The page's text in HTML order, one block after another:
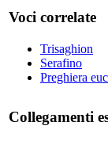
Voci correlate
Trisaghion
Serafino
Preghiera
Collegamenti